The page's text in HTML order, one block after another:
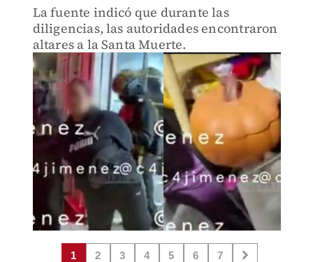
La fuente indicó que durante las
diligencias, las autoridades encontraron
altares a la Santa Muerte.
1 2 3 4 5 6 7